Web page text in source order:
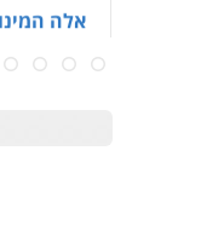
אלה
26 שופטים ורשמים נוספים